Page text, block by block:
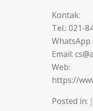
Kontak:
Tel.: 021-
WhatsApp
Email:
Web:
https://
Posted in: